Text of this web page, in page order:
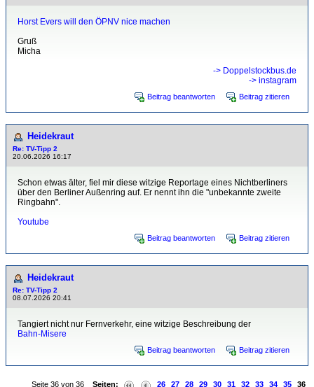
Horst Evers will den ÖPNV nice machen
Gruß
Micha
-> Doppelstockbus.de
-> instagram
Beitrag beantworten Beitrag zitieren
Heidekraut
Re: TV-Tipp 2
20.06.2026 16:17
Schon etwas älter, fiel mir diese witzige Reportage eines Nichtberliners
über den Berliner Außenring auf. Er nennt ihn die "unbekannte zweite
Ringbahn".
Youtube
Beitrag beantworten Beitrag zitieren
Heidekraut
Re: TV-Tipp 2
08.07.2026 20:41
Tangiert nicht nur Fernverkehr, eine witzige Beschreibung der
Bahn-Misere
Beitrag beantworten Beitrag zitieren
Seite 36 von 36 Seiten: 26 27 28 29 30 31 32 33 34 35 36